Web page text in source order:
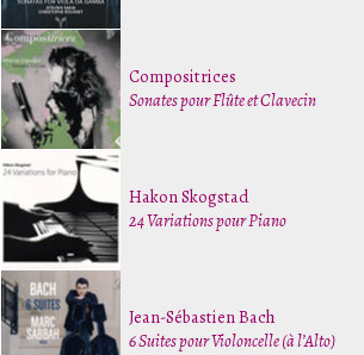
Compositrices
Sonates pour Flûte et Clavecin
Hakon Skogstad
24 Variations pour Piano
Jean-Sébastien Bach
6 Suites pour Violoncelle (à l’Alto)